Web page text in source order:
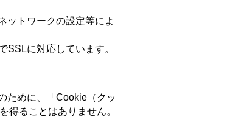
ットワークの設定等によ
に対応しています。
ために、「Cookie（クッ
得ることはありません。